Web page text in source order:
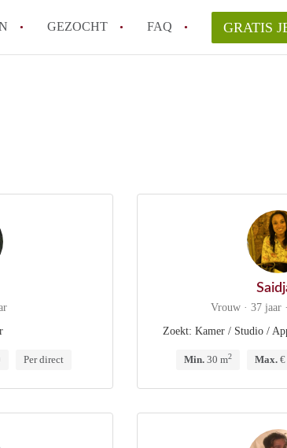
GEZOCHT FAQ
Hoe vind ik een kamer in Rotterdam?
GRATIS
Per direct
Vrouw · 37 jaar
Zoekt: Kamer / Studio /
Min. 30 m2 Max. €